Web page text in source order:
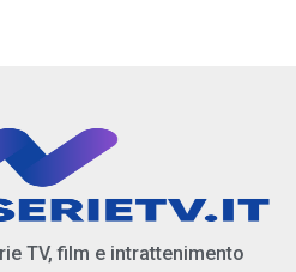
TV, film e intrattenimento